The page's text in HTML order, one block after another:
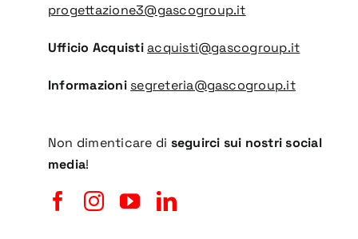
progettazione3@gascogroup.it
Ufficio Acquisti acquisti@gascogroup.it
Informazioni segreteria@gascogroup.it
Non dimenticare di seguirci sui nostri social
media!